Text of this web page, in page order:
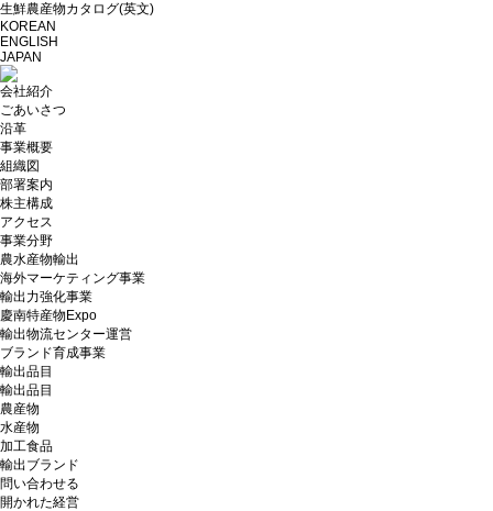
生鮮農産物カタログ(英文)
KOREAN
ENGLISH
JAPAN
会社紹介
ごあいさつ
沿革
事業概要
組織図
部署案内
株主構成
アクセス
事業分野
農水産物輸出
海外マーケティング事業
輸出力強化事業
慶南特産物Expo
輸出物流センター運営
ブランド育成事業
輸出品目
輸出品目
農産物
水産物
加工食品
輸出ブランド
問い合わせる
開かれた経営